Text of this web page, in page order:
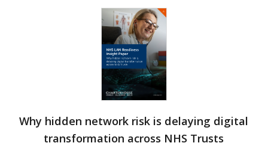
Why hidden network risk is delaying digital
transformation across NHS Trusts